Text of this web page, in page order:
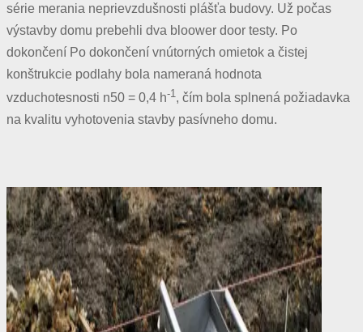
série merania neprievzdušnosti plášťa budovy. Už počas
výstavby domu prebehli dva bloower door testy. Po
dokončení Po dokončení vnútorných omietok a čistej
konštrukcie podlahy bola nameraná hodnota
vzduchotesnosti n50 = 0,4 h-1 , čím bola splnená požiadavka
na kvalitu vyhotovenia stavby pasívneho domu.